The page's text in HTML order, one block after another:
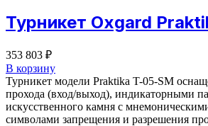
Турникет Oxgard
353 803 ₽
В корзину
Турникет модели Praktika T-05-SM
прохода (вход/выход), индикаторными
искусственного камня с
символами запрещения и разрешения